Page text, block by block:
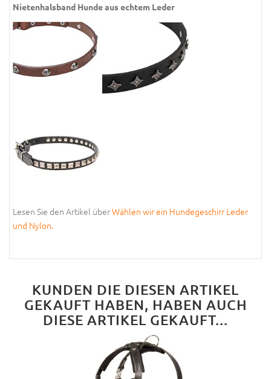
Nietenhalsband Hunde aus echtem Leder
Lesen Sie den Artikel überWählen wir ein Hundegeschirr Leder
und Nylon.
KUNDEN DIE DIESEN ARTIKEL
GEKAUFT HABEN, HABEN AUCH
DIESE ARTIKEL GEKAUFT...